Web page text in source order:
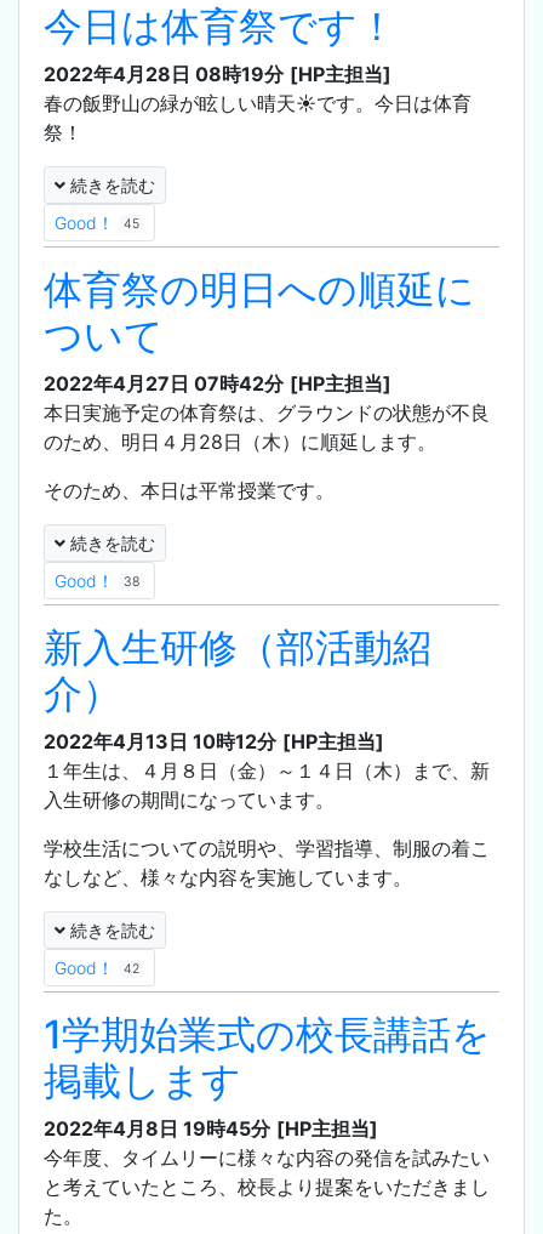
今日は体育祭です！
2022年4月28日 08時19分 [HP主担当]
春の飯野山の緑が眩しい晴天☀️です。今日は体育
祭！
続きを読む
Good！
45
体育祭の明日への順延に
ついて
2022年4月27日 07時42分 [HP主担当]
本日実施予定の体育祭は、グラウンドの状態が不良
のため、明日４月28日（木）に順延します。
そのため、本日は平常授業です。
続きを読む
Good！
38
新入生研修（部活動紹
介）
2022年4月13日 10時12分 [HP主担当]
１年生は、４月８日（金）～１４日（木）まで、新
入生研修の期間になっています。
学校生活についての説明や、学習指導、制服の着こ
なしなど、様々な内容を実施しています。
続きを読む
Good！
42
1学期始業式の校長講話を
掲載します
2022年4月8日 19時45分 [HP主担当]
今年度、タイムリーに様々な内容の発信を試みたい
と考えていたところ、校長より提案をいただきまし
た。